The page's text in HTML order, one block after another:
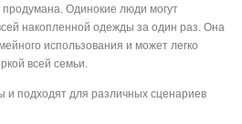
продумана. Одинокие люди могут
накопленной одежды за один раз. Она
использования и может легко
всей семьи.
и подходят для различных сценариев